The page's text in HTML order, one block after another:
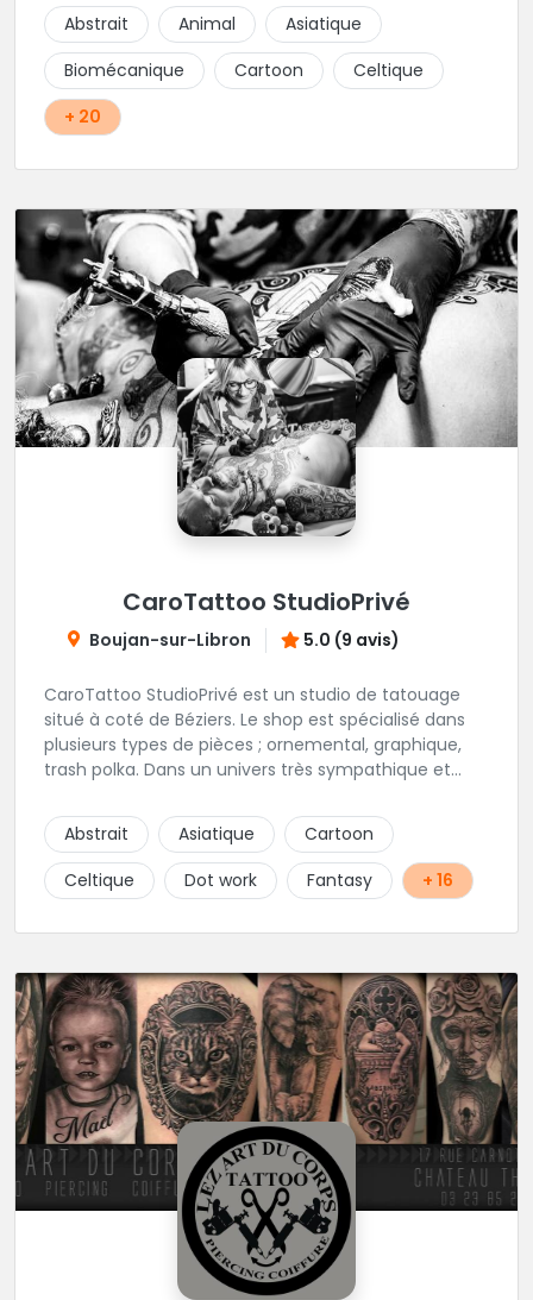
personnes pointer le bout de leurs nez. Si le tatouage
n'est pas l'unique corde qu'elle possède à son arc,
c'est assurément une de ses spécialités! Oldschool,
Dotwork, et autres Ornementaux, ce shop vous
propose des tatouages aux motifs originaux et au
traits assurés conçus spécialement pour vous, que
obligatoire dans ce shop privé. Une très belle adresse
où l'on sait accueillir, hygiène impeccable, que
demander de plus?
Abstrait Animal
Asiatique
Biomécanique
Cartoon
Celtique
+ 20
CaroTattoo StudioPrivé
Boujan-sur-Libron 5.0 (9 avis)
CaroTattoo StudioPrivé est un studio de tatouage
situé à coté de Béziers. Le shop est spécialisé dans
plusieurs types de pièces ; ornemental, graphique,
trash polka. Dans un univers très sympathique et
tatouage. N'hésitez pas, contactez-les et vous n'en
serez que ravi !!
Abstrait Asiatique
Cartoon
Celtique
Dot work Fantasy + 16